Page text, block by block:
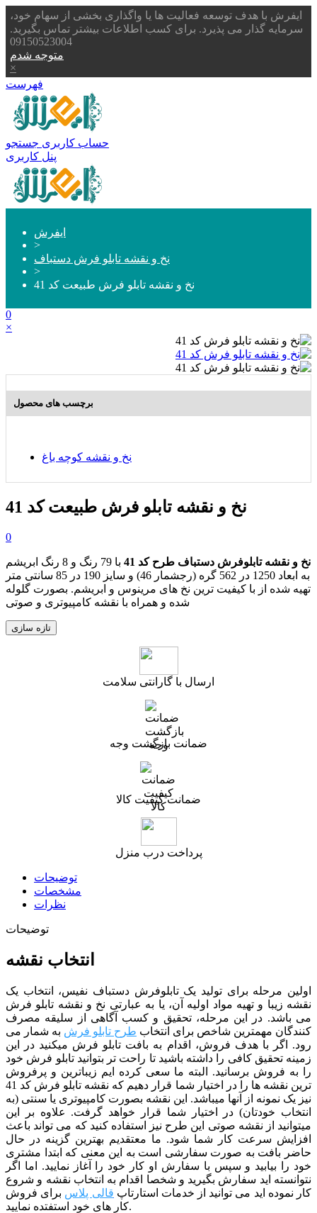
ایفرش با هدف توسعه فعالیت ها یا واگذاری بخشی از سهام خود،
سرمایه گذار می پذیرد. برای کسب اطلاعات بیشتر تماس بگیرید.
09150523004
متوجه شدم
×
فهرست
حساب کاربری جستجو
پنل کاربری
ایفرش
>
نخ و نقشه تابلو فرش دستباف
>
نخ و نقشه تابلو فرش طبیعت کد 41
0
×
برچسب های محصول
نخ و نقشه کوچه باغ
نخ و نقشه تابلو فرش طبیعت کد 41
0
نخ و نقشه تابلوفرش دستباف طرح کد 41
با 79 رنگ و 8 رنگ ابریشم
به ابعاد 1250 در 562 گره (رجشمار 46) و سایز 190 در 85 سانتی متر
تهیه شده از با کیفیت ترین نخ های مرینوس و ابریشم. بصورت گلوله
شده و همراه با نقشه کامپیوتری و صوتی
ارسال با گارانتی سلامت
ضمانت بازگشت وجه
ضمانت کیفیت کالا
پرداخت درب منزل
توضیحات
مشخصات
نظرات
توضیحات
انتخاب نقشه
اولین مرحله برای تولید یک تابلوفرش دستباف نفیس، انتخاب یک
نقشه زیبا و تهیه مواد اولیه آن، یا به عبارتی نخ و نقشه تابلو فرش
می باشد. در این مرحله، تحقیق و کسب آگاهی از سلیقه مصرف
کنندگان مهمترین شاخص برای انتخاب طرح تابلو فرش به شمار می
رود. اگر با هدف فروش، اقدام به بافت تابلو فرش میکنید در این
زمینه تحقیق کافی را داشته باشید تا راحت تر بتوانید تابلو فرش خود
را به فروش برسانید. البته ما سعی کرده ایم زیباترین و پرفروش
ترین نقشه ها را در اختیار شما قرار دهیم که نقشه تابلو فرش کد 41
نیز یک نمونه از آنها میباشد. این نقشه بصورت کامپیوتری یا سنتی (به
انتخاب خودتان) در اختیار شما قرار خواهد گرفت. علاوه بر این
میتوانید از نقشه صوتی این طرح نیز استفاده کنید که می تواند باعث
افزایش سرعت کار شما شود. ما معتقدیم بهترین گزینه در حال
حاضر بافت به صورت سفارشی است به این معنی که ابتدا مشتری
خود را بیابید و سپس با سفارش او کار خود را آغاز نمایید. اما اگر
نتوانسته اید سفارش بگیرید و شخصا اقدام به انتخاب نقشه و شروع
کار نموده اید می توانید از خدمات استارتاپ قالی پلاس برای فروش
کار های خود استفتده نمایید.